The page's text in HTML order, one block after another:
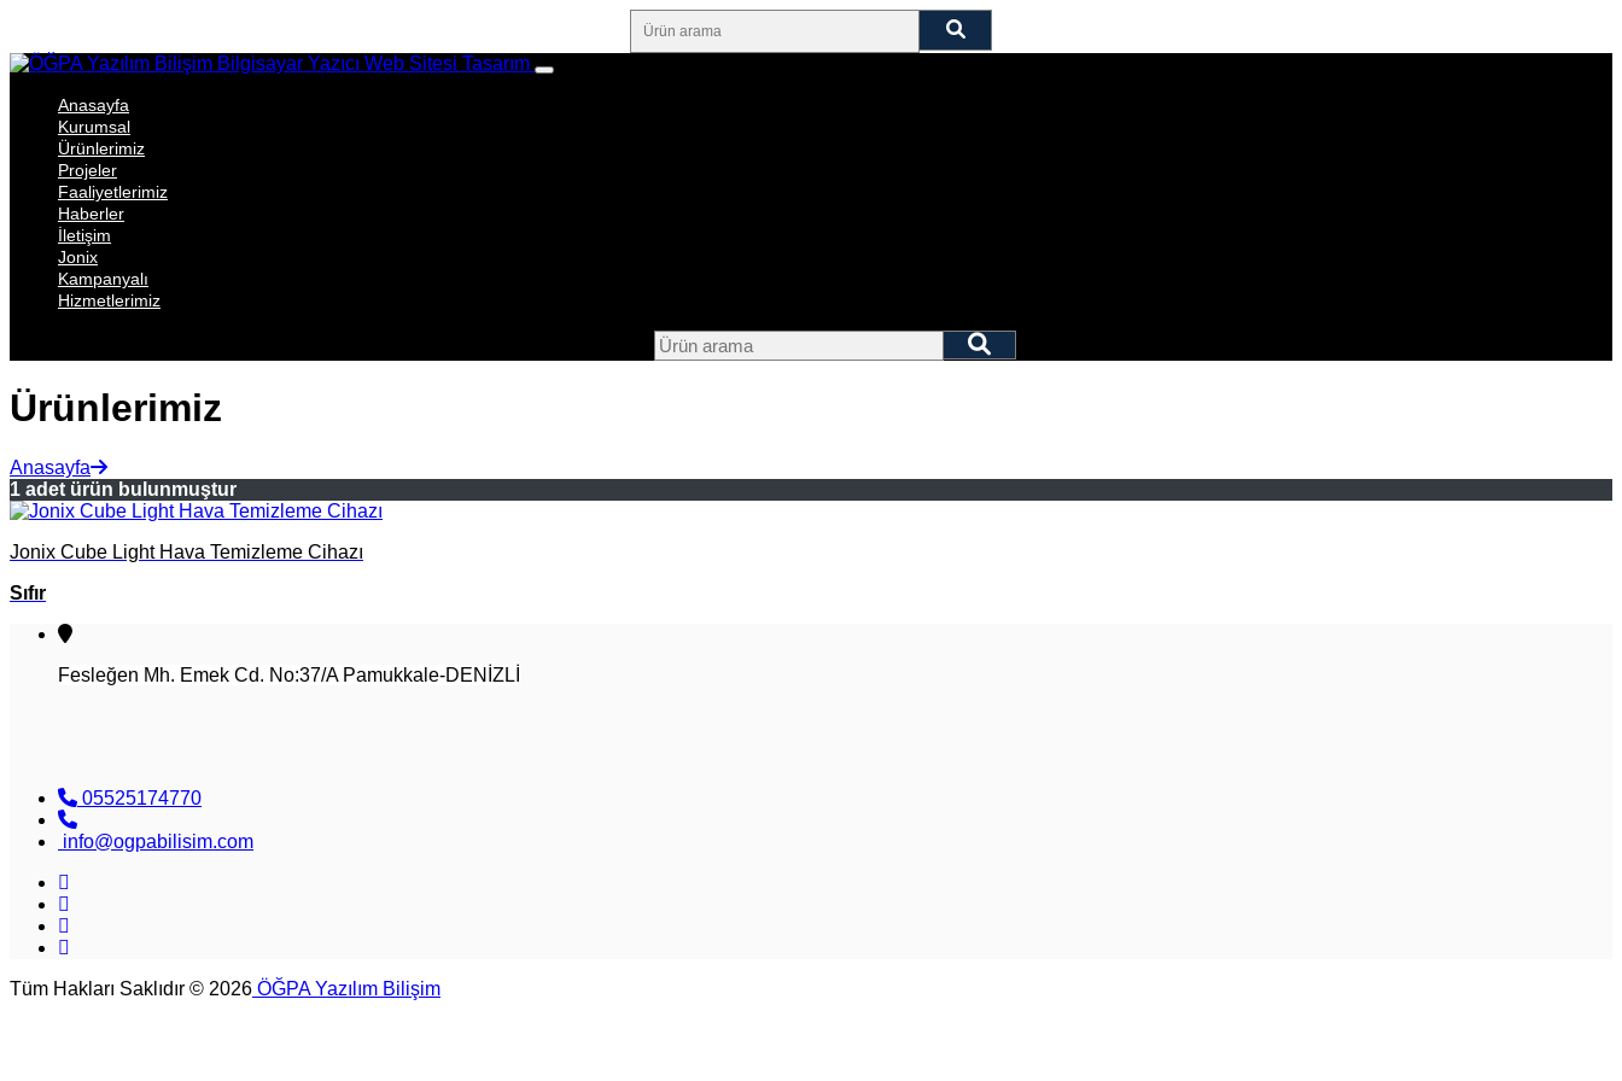
Anasayfa
Kurumsal
Ürünlerimiz
Projeler
Faaliyetlerimiz
Haberler
İletişim
Jonix
Kampanyalı
Hizmetlerimiz
Ürünlerimiz
Anasayfa
1 adet ürün bulunmuştur
Jonix Cube Light Hava Temizleme Cihazı
Sıfır
Fesleğen Mh. Emek Cd. No:37/A Pamukkale-DENİZLİ
05525174770
info@ogpabilisim.com
Tüm Hakları Saklıdır © 2026 ÖĞPA Yazılım Bilişim